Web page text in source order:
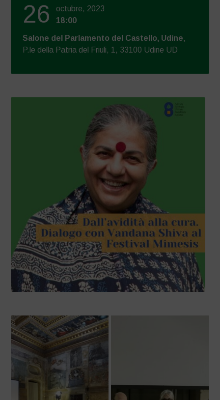
26
octubre, 2023
18:00
Salone del Parlamento del Castello, Udine,
P.le della Patria del Friuli, 1, 33100 Udine UD